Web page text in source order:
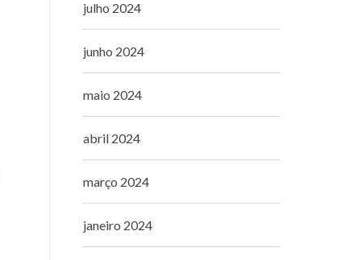
julho 2024
junho 2024
maio 2024
abril 2024
março 2024
janeiro 2024